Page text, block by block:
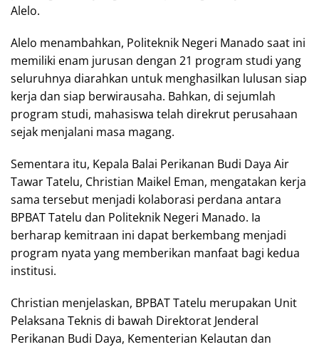
Alelo.
Alelo menambahkan, Politeknik Negeri Manado saat ini
memiliki enam jurusan dengan 21 program studi yang
seluruhnya diarahkan untuk menghasilkan lulusan siap
kerja dan siap berwirausaha. Bahkan, di sejumlah
program studi, mahasiswa telah direkrut perusahaan
sejak menjalani masa magang.
Sementara itu, Kepala Balai Perikanan Budi Daya Air
Tawar Tatelu, Christian Maikel Eman, mengatakan kerja
sama tersebut menjadi kolaborasi perdana antara
BPBAT Tatelu dan Politeknik Negeri Manado. Ia
berharap kemitraan ini dapat berkembang menjadi
program nyata yang memberikan manfaat bagi kedua
institusi.
Christian menjelaskan, BPBAT Tatelu merupakan Unit
Pelaksana Teknis di bawah Direktorat Jenderal
Perikanan Budi Daya, Kementerian Kelautan dan